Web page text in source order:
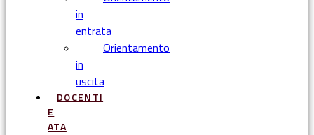
in
entrata
Orientamento
in
uscita
DOCENTI
E
ATA